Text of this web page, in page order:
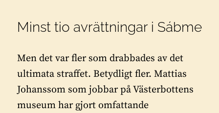
Minst tio avrättningar i Sábme
Men det var fler som drabbades av det
ultimata straffet. Betydligt fler. Mattias
Johanssom som jobbar på Västerbottens
museum har gjort omfattande